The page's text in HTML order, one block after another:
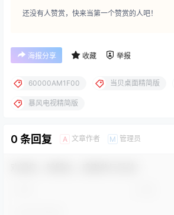
还没有人赞赏，快来当第一个赞赏的人吧！
海报分享 收藏 举报
60000AM1F00 当贝桌面精简版
暴风电视精简版
0 条回复 A 文章作者 M 管理员